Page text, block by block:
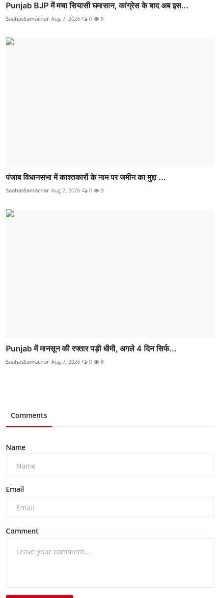
Punjab BJP में मचा सियासी घमासान, कांग्रेस के बाद अब इस...
SaahasSamachar Aug 7, 2026 0 8
पंजाब विधानसभा में काश्तकारों के नाम पर जमीन का मुद्दा ...
SaahasSamachar Aug 7, 2026 0 9
Punjab में मानसून की रफ्तार पड़ी धीमी, अगले 4 दिन सिर्फ...
SaahasSamachar Aug 7, 2026 0 8
Comments
Name
Email
Comment